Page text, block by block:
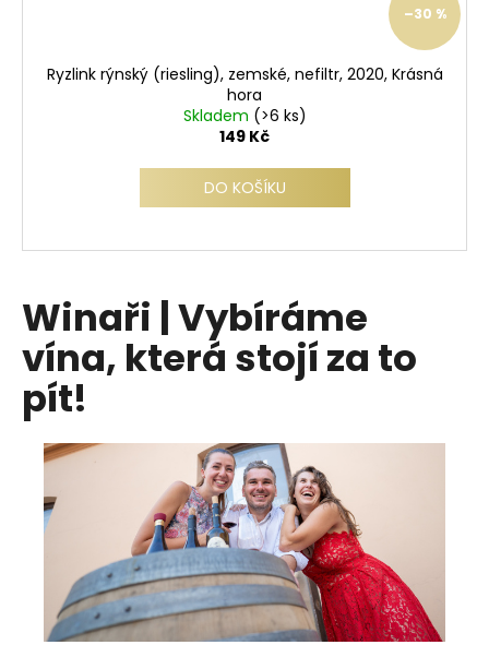
–30 %
Ryzlink rýnský (riesling), zemské, nefiltr, 2020, Krásná
hora
Skladem (>6 ks)
149 Kč
DO KOŠÍKU
Winaři | Vybíráme
vína, která stojí za to
pít!